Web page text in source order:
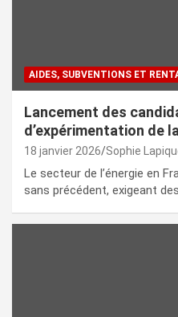
AIDES, SUBVENTIONS ET
Lancement des
d’expérimentation de
18 janvier 2026 Sophie
Le secteur de l’énergie en
sans précédent, exigeant